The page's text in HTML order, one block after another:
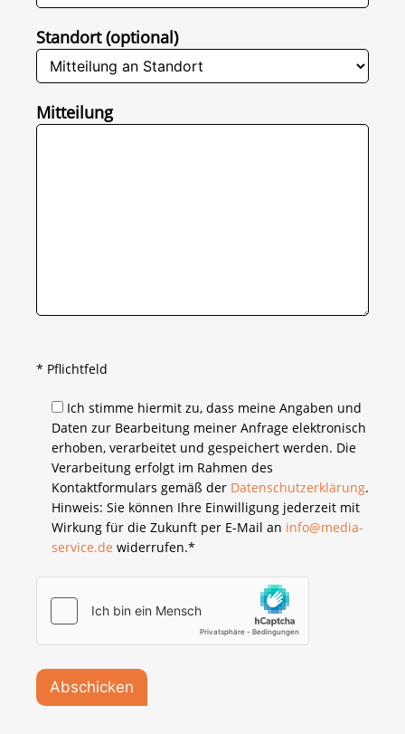
Standort (optional)
Mitteilung
* Pflichtfeld
Ich stimme hiermit zu, dass meine Angaben und
Daten zur Bearbeitung meiner Anfrage elektronisch
erhoben, verarbeitet und gespeichert werden. Die
Verarbeitung erfolgt im Rahmen des
Kontaktformulars gemäß der Datenschutzerklärung.
Hinweis: Sie können Ihre Einwilligung jederzeit mit
Wirkung für die Zukunft per E-Mail an info@media-
service.de widerrufen.*